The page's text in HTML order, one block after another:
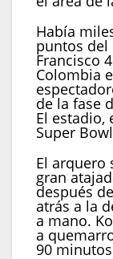
Había
puntos del
Francisco
Colombia
de la fase
El estadio,
Super
El arquero
gran
después
atrás a la
a mano.
a
90